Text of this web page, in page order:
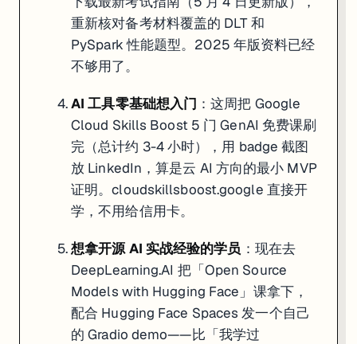
重新核对备考材料覆盖的 DLT 和
PySpark 性能题型。2025 年版资料已经
不够用了。
AI 工具零基础想入门 ：这周把 Google
Cloud Skills Boost 5 门 GenAI 免费课刷
完（总计约 3-4 小时），用 badge 截图
放 LinkedIn，算是云 AI 方向的最小 MVP
证明。cloudskillsboost.google 直接开
学，不用给信用卡。
想拿开源 AI 实战经验的学员 ：现在去
DeepLearning.AI 把「Open Source
Models with Hugging Face」课拿下，
配合 Hugging Face Spaces 发一个自己
的 Gradio demo——比「我学过